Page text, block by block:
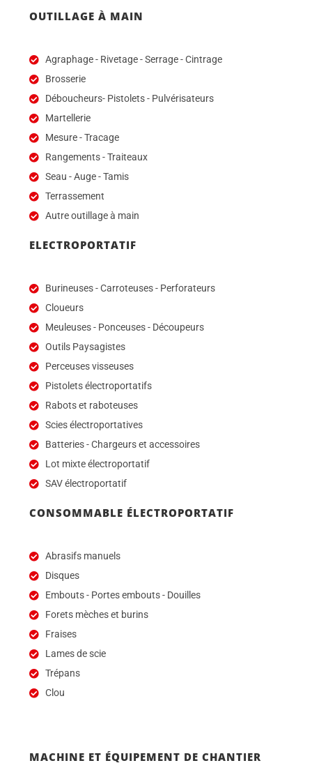
OUTILLAGE À MAIN
Agraphage - Rivetage - Serrage - Cintrage
Brosserie
Déboucheurs- Pistolets - Pulvérisateurs
Martellerie
Mesure - Tracage
Rangements - Traiteaux
Seau - Auge - Tamis
Terrassement
Autre outillage à main
ELECTROPORTATIF
Burineuses - Carroteuses - Perforateurs
Cloueurs
Meuleuses - Ponceuses - Découpeurs
Outils Paysagistes
Perceuses visseuses
Pistolets électroportatifs
Rabots et raboteuses
Scies électroportatives
Batteries - Chargeurs et accessoires
Lot mixte électroportatif
SAV électroportatif
CONSOMMABLE ÉLECTROPORTATIF
Abrasifs manuels
Disques
Embouts - Portes embouts - Douilles
Forets mèches et burins
Fraises
Lames de scie
Trépans
Clou
MACHINE ET ÉQUIPEMENT DE CHANTIER